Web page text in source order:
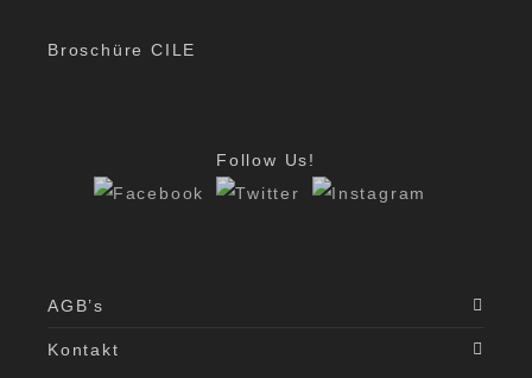
Broschüre CILE
Follow Us!
AGB’s
Kontakt